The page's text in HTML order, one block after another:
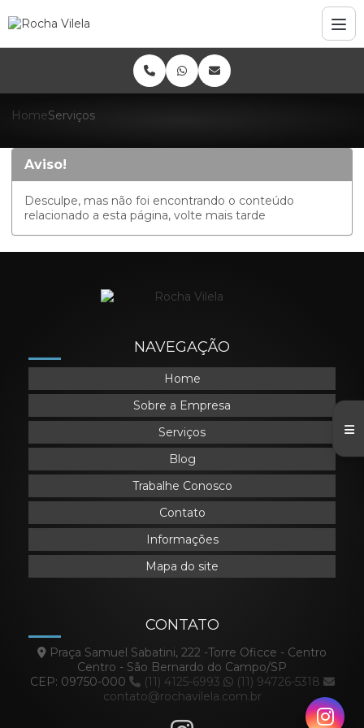
HomeServiços
Aviso!
Desculpe, mas não foi encontrando o conteúdo
relacionado a esta página, volte mais tarde
NAVEGAÇÃO
Home
Sobre a Empresa
Serviços
Blog
Trabalhe Conosco
Contato
Informações
Mapa do site
CONTATO
Praça Samuel Sabatini, 222 -Torre Oficce - Centro
Centro - São Bernardo do Campo/SP
CEP: 09750-000
(11) 4125-6993
(11) 94726-5318
contato@rochavilela.com.br